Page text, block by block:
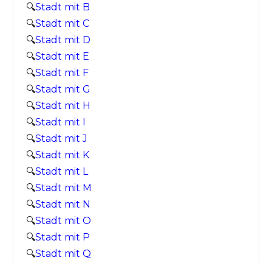
🔍Stadt mit B
🔍Stadt mit C
🔍Stadt mit D
🔍Stadt mit E
🔍Stadt mit F
🔍Stadt mit G
🔍Stadt mit H
🔍Stadt mit I
🔍Stadt mit J
🔍Stadt mit K
🔍Stadt mit L
🔍Stadt mit M
🔍Stadt mit N
🔍Stadt mit O
🔍Stadt mit P
🔍Stadt mit Q